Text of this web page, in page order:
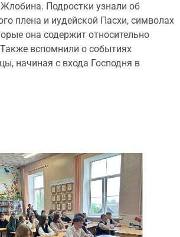
Жлобина. Подростки узнали об
плена и иудейской Пасхи, символах
она содержит относительно
вспомнили о событиях
начиная с входа Господня в